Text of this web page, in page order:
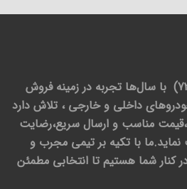
(لنت 733) با سال‌ها تجربه در زمینه فروش
داخلی و خارجی ، تلاش دارد
مناسب و ارسال سریع،رضایت
با تکیه بر تیمی مجرب و
کنار شما هستیم تا انتخابی مطمئن